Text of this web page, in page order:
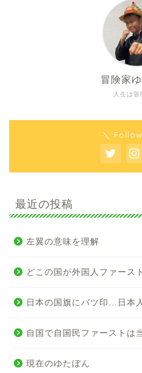
人生は冒
冒険家
＼
最近の投稿
左翼の意味を理解
どこの国が外国人ファース
日本の国旗にバツ印…日本
自国で自国民ファーストは
現在のゆたぼん